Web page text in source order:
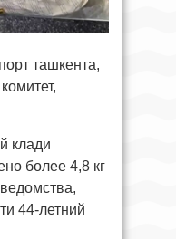
клади
более 4,8 кг
44-летний